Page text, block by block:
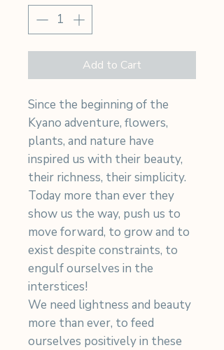
Add to Cart
Since the beginning of the
Kyano adventure, flowers,
plants, and nature have
inspired us with their beauty,
their richness, their simplicity.
Today more than ever they
show us the way, push us to
move forward, to grow and to
exist despite constraints, to
engulf ourselves in the
interstices!
We need lightness and beauty
more than ever, to feed
ourselves positively in these